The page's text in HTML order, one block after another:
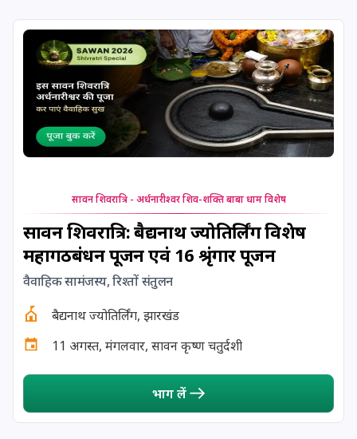
सावन शिवरात्रि - अर्धनारीश्वर शिव-शक्ति बाबा धाम विशेष
सावन शिवरात्रि: बैद्यनाथ ज्योतिर्लिंग विशेष
महागठबंधन पूजन एवं 16 श्रृंगार पूजन
वैवाहिक सामंजस्य, रिश्तों संतुलन
बैद्यनाथ ज्योतिर्लिंग, झारखंड
11 अगस्त, मंगलवार, सावन कृष्ण चतुर्दशी
भाग लें